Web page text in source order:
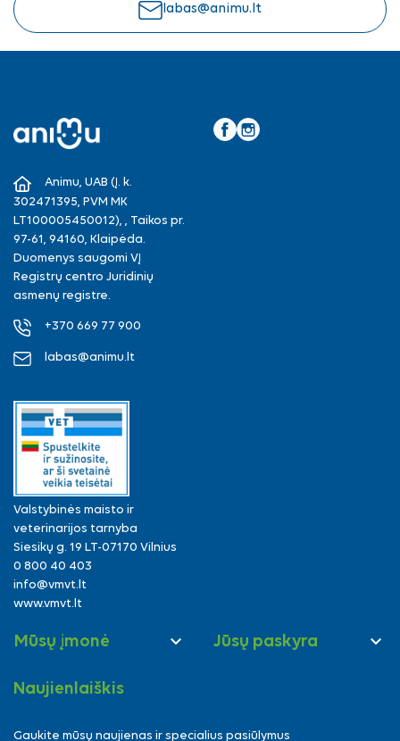
labas@animu.lt
Animu, UAB (Į. k.
302471395, PVM MK
LT100005450012), , Taikos pr.
97-61, 94160, Klaipėda.
Duomenys saugomi VĮ
Registrų centro Juridinių
asmenų registre.
+370 669 77 900
labas@animu.lt
Valstybinės maisto ir
veterinarijos tarnyba
Siesikų g. 19 LT-07170 Vilnius
0 800 40 403
info@vmvt.lt
www.vmvt.lt
Mūsų įmonė  Jūsų paskyra 
Naujienlaiškis
Gaukite mūsų naujienas ir specialius pasiūlymus